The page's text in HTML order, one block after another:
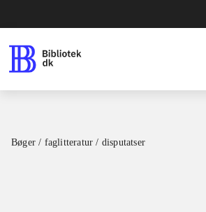
Bøger / faglitteratur / disputatser